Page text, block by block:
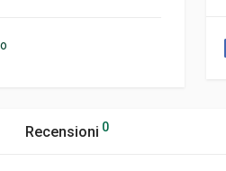
Recensioni 0